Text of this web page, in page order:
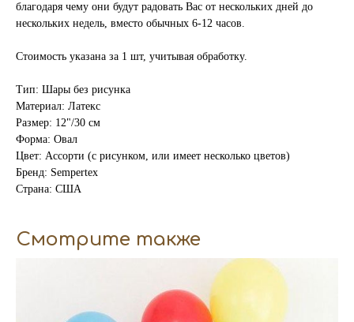
благодаря чему они будут радовать Вас от нескольких дней до
нескольких недель, вместо обычных 6-12 часов.
Стоимость указана за 1 шт, учитывая обработку.
Тип: Шары без рисунка
Материал: Латекс
Размер: 12"/30 см
Форма: Овал
Цвет: Ассорти (с рисунком, или имеет несколько цветов)
Бренд: Sempertex
Страна: США
Смотрите также